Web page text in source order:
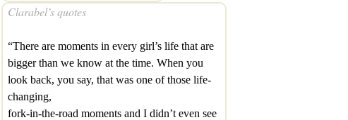
Clarabel’s quotes
“There are moments in every girl’s life that are
bigger than we know at the time. When you
look back, you say, that was one of those life-
changing,
fork-in-the-road moments and I didn’t even see